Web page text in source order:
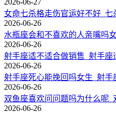
2026-06-27
女命七杀格走伤官运好不好_
2026-06-26
水瓶座会和不喜欢的人亲嘴吗
2026-06-26
射手座适不适合做销售_射手座
2026-06-26
射手座死心能挽回吗女生_射手
2026-06-26
双鱼座喜欢问问题吗为什么呢
2026-06-26